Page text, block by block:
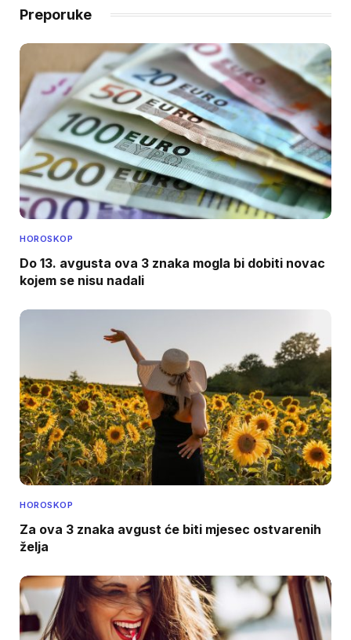
Preporuke
HOROSKOP
Do 13. avgusta ova 3 znaka mogla bi dobiti novac
kojem se nisu nadali
HOROSKOP
Za ova 3 znaka avgust će biti mjesec ostvarenih
želja